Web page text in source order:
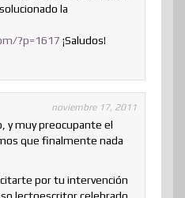
la
?p=1617 ¡Saludos!
noviembre 17, 2011
y muy preocupante el
que finalmente nada
por tu intervención
lectoescritor celebrado